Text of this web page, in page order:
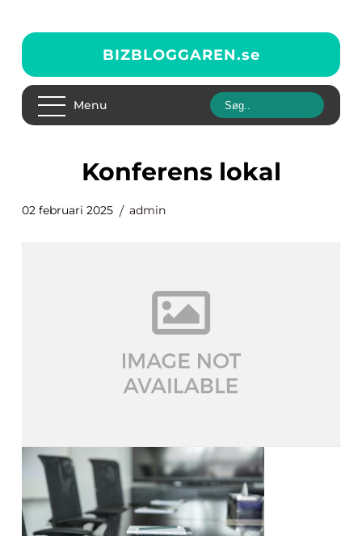
BIZBLOGGAREN.se
Menu
konferens lokal
02 februari 2025 admin